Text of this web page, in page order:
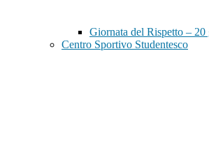
Giornata del Rispetto – 20
Centro Sportivo Studentesco